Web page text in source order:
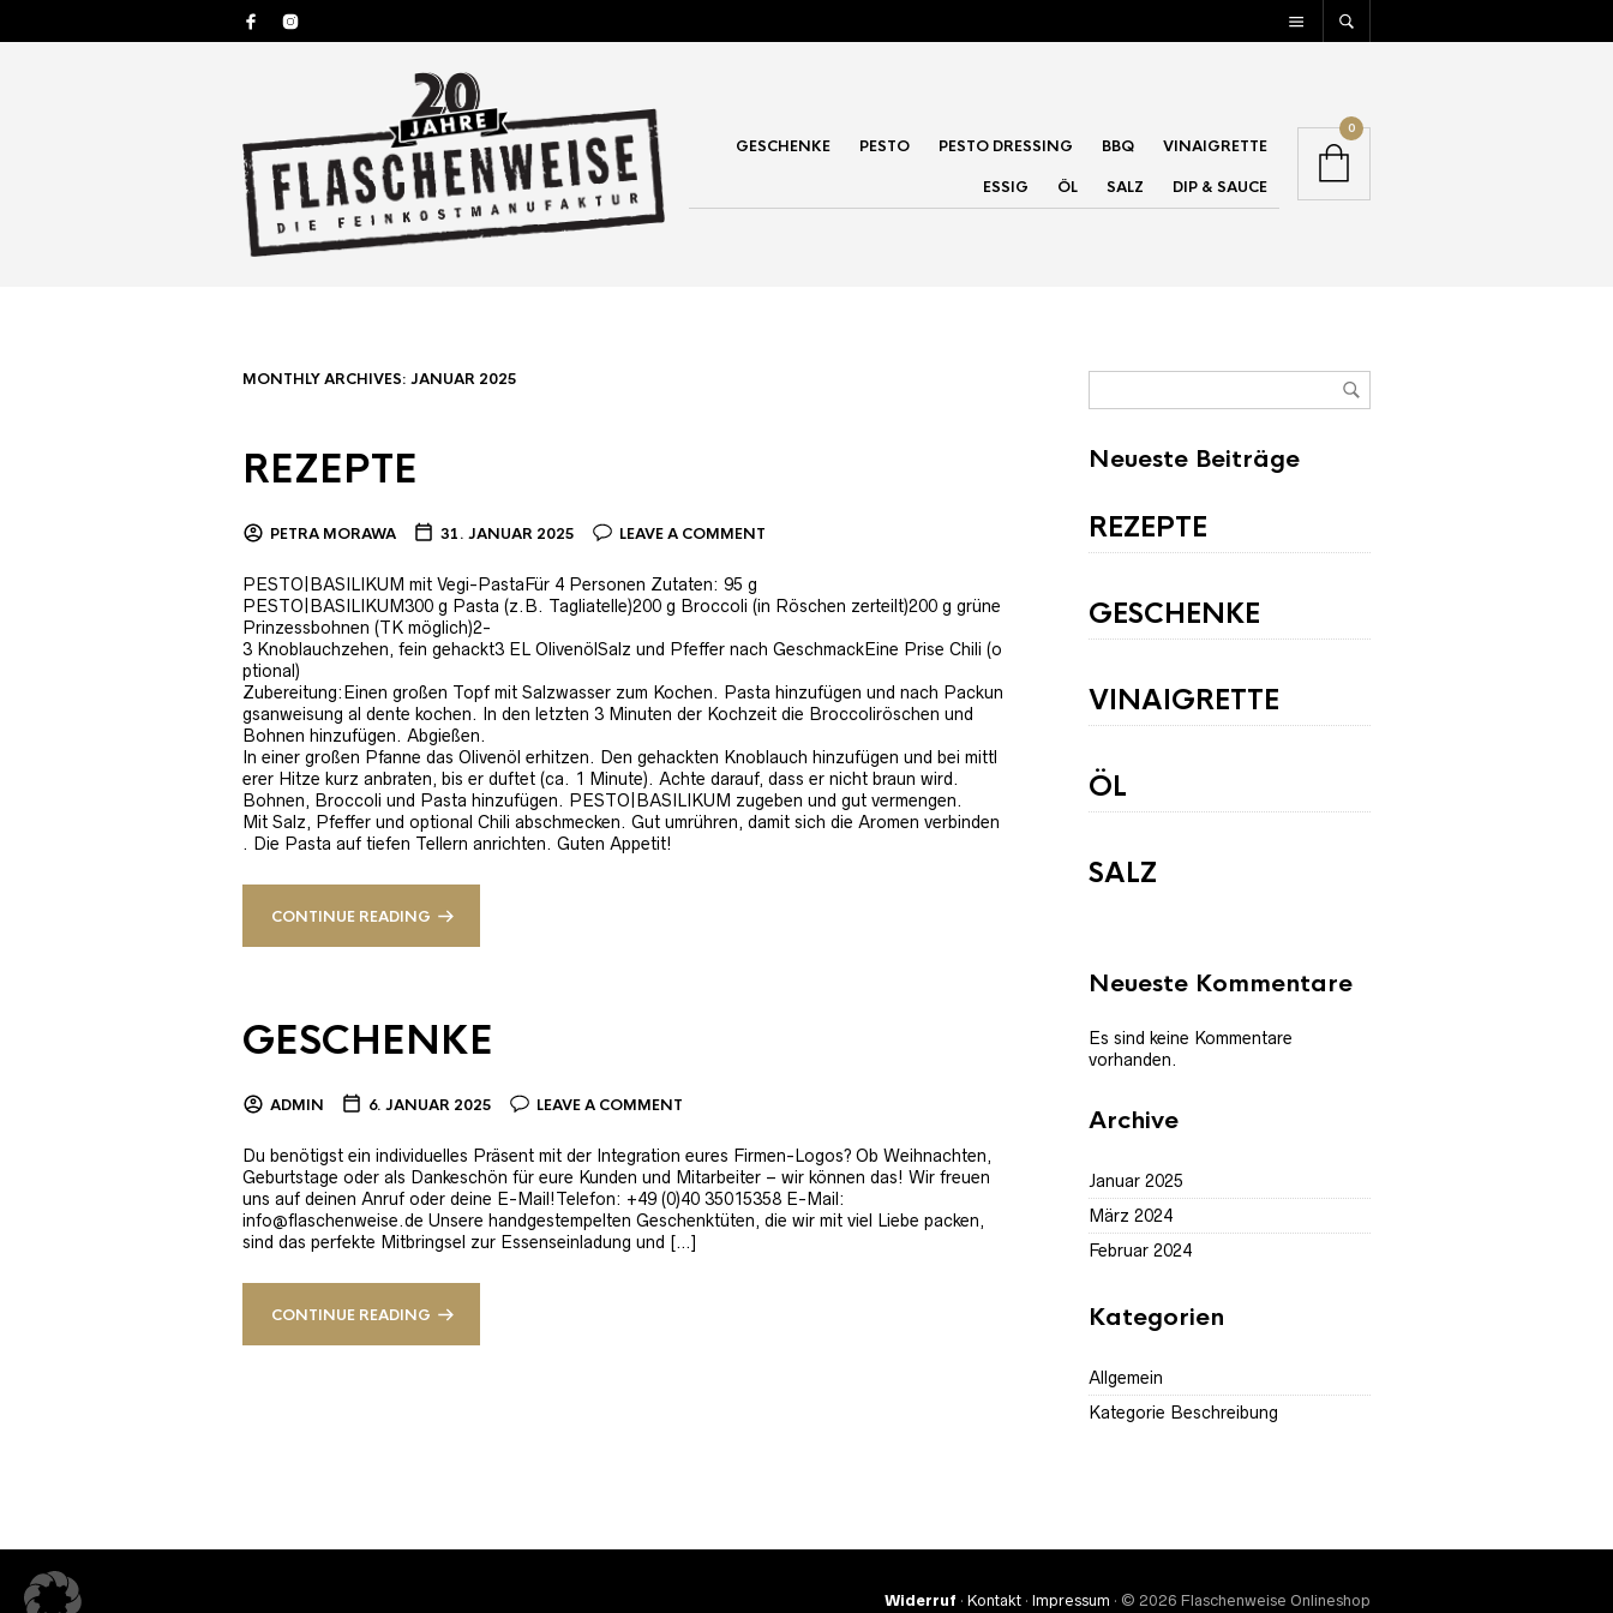
GESCHENKE PESTO PESTO DRESSING BBQ VINAIGRETTE
ESSIG ÖL SALZ DIP & SAUCE
0
MONTHLY ARCHIVES: JANUAR 2025
REZEPTE
PETRA MORAWA 31. JANUAR 2025 LEAVE A COMMENT
PESTO|BASILIKUM mit Vegi-PastaFür 4 Personen Zutaten: 95 g
PESTO|BASILIKUM300 g Pasta (z.B. Tagliatelle)200 g Broccoli (in Röschen zerteilt)200 g grüne
Prinzessbohnen (TK möglich)2-
3 Knoblauchzehen, fein gehackt3 EL OlivenölSalz und Pfeffer nach GeschmackEine Prise Chili (o
ptional)
Zubereitung:Einen großen Topf mit Salzwasser zum Kochen. Pasta hinzufügen und nach Packun
gsanweisung al dente kochen. In den letzten 3 Minuten der Kochzeit die Broccoliröschen und
Bohnen hinzufügen. Abgießen.
In einer großen Pfanne das Olivenöl erhitzen. Den gehackten Knoblauch hinzufügen und bei mittl
erer Hitze kurz anbraten, bis er duftet (ca. 1 Minute). Achte darauf, dass er nicht braun wird.
Bohnen, Broccoli und Pasta hinzufügen. PESTO|BASILIKUM zugeben und gut vermengen.
Mit Salz, Pfeffer und optional Chili abschmecken. Gut umrühren, damit sich die Aromen verbinden
. Die Pasta auf tiefen Tellern anrichten. Guten Appetit!
CONTINUE READING
GESCHENKE
ADMIN 6. JANUAR 2025 LEAVE A COMMENT
Du benötigst ein individuelles Präsent mit der Integration eures Firmen-Logos? Ob Weihnachten,
Geburtstage oder als Dankeschön für eure Kunden und Mitarbeiter – wir können das! Wir freuen
uns auf deinen Anruf oder deine E-Mail!Telefon: +49 (0)40 35015358 E-Mail:
info@flaschenweise.de Unsere handgestempelten Geschenktüten, die wir mit viel Liebe packen,
sind das perfekte Mitbringsel zur Essenseinladung und […]
CONTINUE READING
Neueste Beiträge
REZEPTE
GESCHENKE
VINAIGRETTE
ÖL
SALZ
Neueste Kommentare
Es sind keine Kommentare
vorhanden.
Archive
Januar 2025
März 2024
Februar 2024
Kategorien
Allgemein
Kategorie Beschreibung
Widerruf · Kontakt · Impressum · © 2026 Flaschenweise Onlineshop